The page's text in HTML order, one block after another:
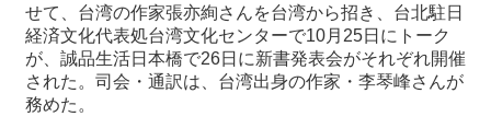
最
新
情
報
せて、台湾の作家張亦絢さんを台湾から招き、台北駐日
経済文化代表処台湾文化センターで10月25日にトーク
が、誠品生活日本橋で26日に新書発表会がそれぞれ開催
された。司会・通訳は、台湾出身の作家・李琴峰さんが
務めた。